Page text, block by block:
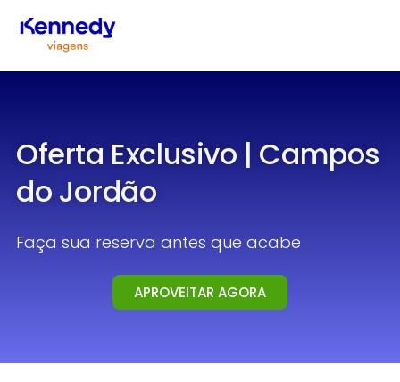
Oferta Exclusivo | Campos
do Jordão
Faça sua reserva antes que acabe
APROVEITAR AGORA